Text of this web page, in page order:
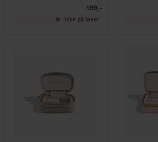
199,-
Ikke på lager